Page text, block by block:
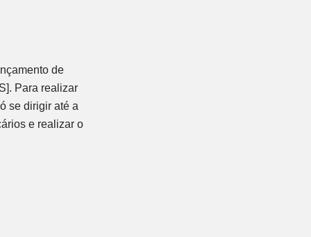
de
Para realizar
se dirigir até a
e realizar o